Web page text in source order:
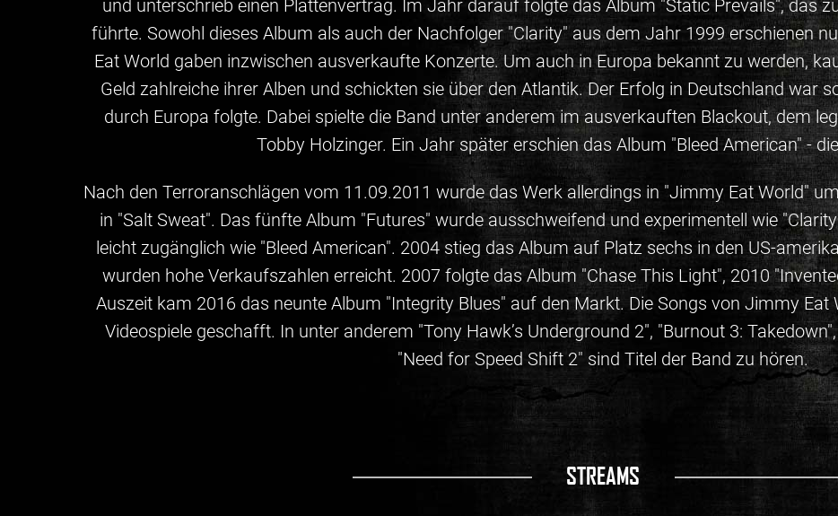
und unterschrieb einen Plattenvertrag. Im Jahr darauf folgte das Album "Static Prevails", das
führte. Sowohl dieses Album als auch der Nachfolger "Clarity" aus dem Jahr 1999 erschienen
Eat World gaben inzwischen ausverkaufte Konzerte. Um auch in Europa bekannt zu werden,
Geld zahlreiche ihrer Alben und schickten sie über den Atlantik. Der Erfolg in Deutschland war
durch Europa folgte. Dabei spielte die Band unter anderem im ausverkauften Blackout, dem
Tobby Holzinger. Ein Jahr später erschien das Album "Bleed American" -
Nach den Terroranschlägen vom 11.09.2011 wurde das Werk allerdings in "Jimmy Eat World"
in "Salt Sweat". Das fünfte Album "Futures" wurde ausschweifend und experimentell wie
leicht zugänglich wie "Bleed American". 2004 stieg das Album auf Platz sechs in den US-
wurden hohe Verkaufszahlen erreicht. 2007 folgte das Album "Chase This Light", 2010
Auszeit kam 2016 das neunte Album "Integrity Blues" auf den Markt. Die Songs von Jimmy Eat
Videospiele geschafft. In unter anderem "Tony Hawk’s Underground 2", "Burnout 3:
"Need for Speed Shift 2" sind Titel der Band zu hören.
STREAMS